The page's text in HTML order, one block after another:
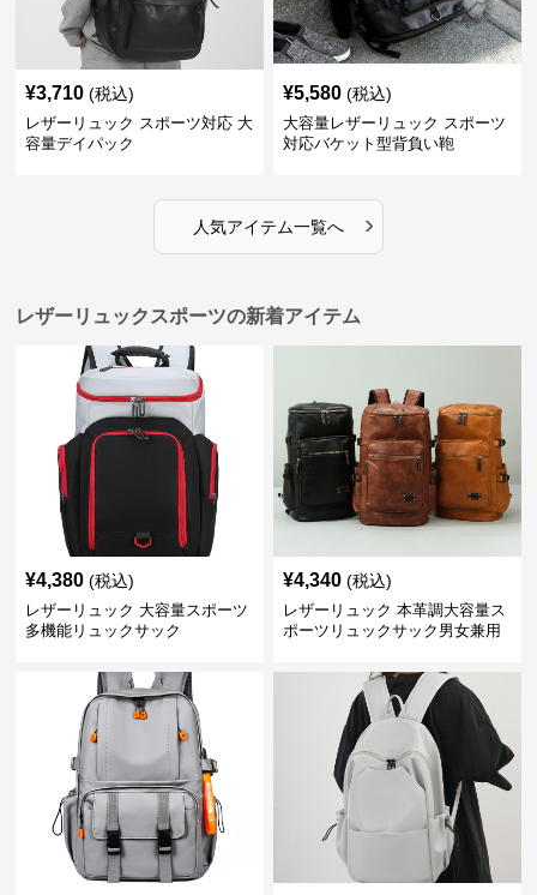
¥3,710 (税込)
レザーリュック スポーツ対応 大
容量デイパック
¥5,580 (税込)
大容量レザーリュック スポーツ
対応バケット型背負い鞄
人気アイテム一覧へ ›
レザーリュックスポーツの新着アイテム
¥4,380 (税込)
レザーリュック 大容量スポーツ
多機能リュックサック
¥4,340 (税込)
レザーリュック 本革調大容量ス
ポーツリュックサック男女兼用